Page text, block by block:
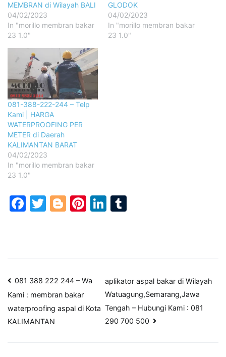
MEMBRAN di Wilayah BALI
04/02/2023
In "morillo membran bakar
23 1.0"
GLODOK
04/02/2023
In "morillo membran bakar
23 1.0"
081-388-222-244 – Telp
Kami | HARGA
WATERPROOFING PER
METER di Daerah
KALIMANTAN BARAT
04/02/2023
In "morillo membran bakar
23 1.0"
Facebook
Twitter
Blogger
Pinterest
LinkedIn
Post
navigation
081 388 222 244 – Wa
Kami : membran bakar
waterproofing aspal di Kota
KALIMANTAN
aplikator aspal bakar di Wilayah
Watuagung,Semarang,Jawa
Tengah – Hubungi Kami : 081
290 700 500